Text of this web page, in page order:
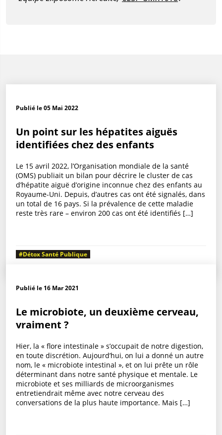
Publié le 05 Mai 2022
Un point sur les hépatites aiguës
identifiées chez des enfants
Le 15 avril 2022, l’Organisation mondiale de la santé
(OMS) publiait un bilan pour décrire le cluster de cas
d’hépatite aiguë d’origine inconnue chez des enfants au
Royaume-Uni. Depuis, d’autres cas ont été signalés, dans
un total de 16 pays. Si la prévalence de cette maladie
reste très rare – environ 200 cas ont été identifiés […]
#Détox Santé Publique
Publié le 16 Mar 2021
Le microbiote, un deuxième cerveau,
vraiment ?
Hier, la « flore intestinale » s’occupait de notre digestion,
en toute discrétion. Aujourd’hui, on lui a donné un autre
nom, le « microbiote intestinal », et on lui prête un rôle
déterminant dans notre santé physique et mentale. Le
microbiote et ses milliards de microorganismes
entretiendrait même avec notre cerveau des
conversations de la plus haute importance. Mais […]